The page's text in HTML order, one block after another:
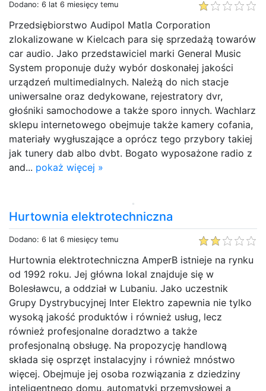
Dodano: 6 lat 6 miesięcy temu
Przedsiębiorstwo Audipol Matla Corporation
zlokalizowane w Kielcach para się sprzedażą towarów
car audio. Jako przedstawiciel marki General Music
System proponuje duży wybór doskonałej jakości
urządzeń multimedialnych. Należą do nich stacje
uniwersalne oraz dedykowane, rejestratory dvr,
głośniki samochodowe a także sporo innych. Wachlarz
sklepu internetowego obejmuje także kamery cofania,
materiały wygłuszające a oprócz tego przybory takiej
jak tunery dab albo dvbt. Bogato wyposażone radio z
and... pokaż więcej »
Hurtownia elektrotechniczna
Dodano: 6 lat 6 miesięcy temu
Hurtownia elektrotechniczna AmperB istnieje na rynku
od 1992 roku. Jej główna lokal znajduje się w
Bolesławcu, a oddział w Lubaniu. Jako uczestnik
Grupy Dystrybucyjnej Inter Elektro zapewnia nie tylko
wysoką jakość produktów i również usług, lecz
również profesjonalne doradztwo a także
profesjonalną obsługę. Na propozycję handlową
składa się osprzęt instalacyjny i również mnóstwo
więcej. Obejmuje jej osoba rozwiązania z dziedziny
inteligentnego domu, automatyki przemysłowej a